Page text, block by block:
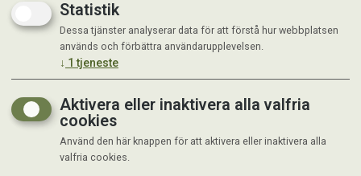
Statistik
Dessa tjänster analyserar data för att förstå hur webbplatsen
används och förbättra användarupplevelsen.
↓ 1 tjeneste
Aktivera eller inaktivera alla valfria
cookies
Använd den här knappen för att aktivera eller inaktivera alla
valfria cookies.